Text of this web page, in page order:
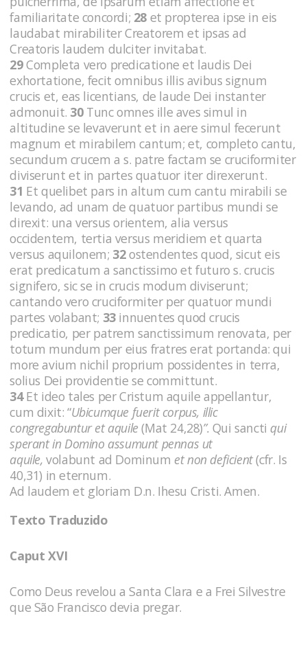
familiaritate concordi; 28 et propterea ipse in eis
laudabat mirabiliter Creatorem et ipsas ad
Creatoris laudem dulciter invitabat.
29Completa vero predicatione et laudis Dei
exhortatione, fecit omnibus illis avibus signum
crucis et, eas licentians, de laude Dei instanter
admonuit. 30 Tunc omnes ille aves simul in
altitudine se levaverunt et in aere simul fecerunt
magnum et mirabilem cantum; et, completo cantu,
secundum crucem a s. patre factam se cruciformiter
diviserunt et in partes quatuor iter direxerunt.
31 Et quelibet pars in altum cum cantu mirabili se
levando, ad unam de quatuor partibus mundi se
direxit: una versus orientem, alia versus
occidentem, tertia versus meridiem et quarta
versus aquilonem; 32ostendentes quod, sicut eis
erat predicatum a sanctissimo et futuro s. crucis
signifero, sic se in crucis modum diviserunt;
cantando vero cruciformiter per quatuor mundi
partes volabant; 33 innuentes quod crucis
predicatio, per patrem sanctissimum renovata, per
totum mundum per eius fratres erat portanda: qui
more avium nichil proprium possidentes in terra,
solius Dei providentie se committunt.
34Et ideo tales per Cristum aquile appellantur,
cum dixit: “Ubicumque fuerit corpus, illic
congregabuntur et aquile(Mat 24,28)”. Qui sancti qui
sperant in Domino assumunt pennas ut
aquile,volabunt ad Dominum et non deficient(cfr. Is
40,31) in eternum.
Ad laudem et gloriam D.n. Ihesu Cristi. Amen.
Texto Traduzido
Caput XVI
Como Deus revelou a Santa Clara e a Frei Silvestre
que São Francisco devia pregar.